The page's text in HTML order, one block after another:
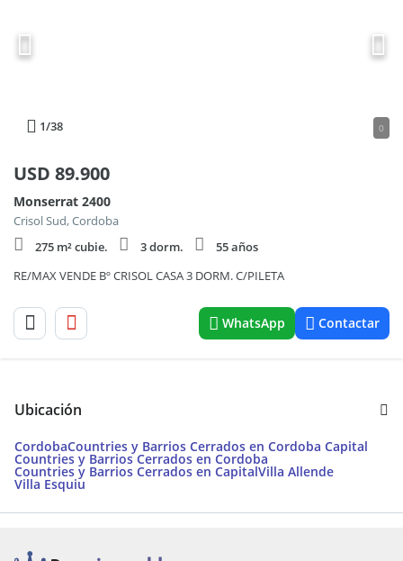
1/38 0
USD 89.900
Monserrat 2400
Crisol Sud, Cordoba
275 m² cubie.
3 dorm.
55 años
RE/MAX VENDE Bº CRISOL CASA 3 DORM. C/PILETA
WhatsApp Contactar
Ubicación
CordobaCountries y Barrios Cerrados en Cordoba Capital
Countries y Barrios Cerrados en Cordoba
Countries y Barrios Cerrados en CapitalVilla Allende
Villa Esquiu